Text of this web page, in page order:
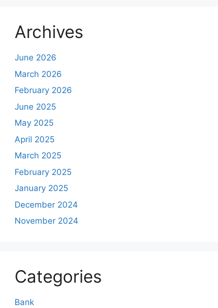
Archives
June 2026
March 2026
February 2026
June 2025
May 2025
April 2025
March 2025
February 2025
January 2025
December 2024
November 2024
Categories
Bank